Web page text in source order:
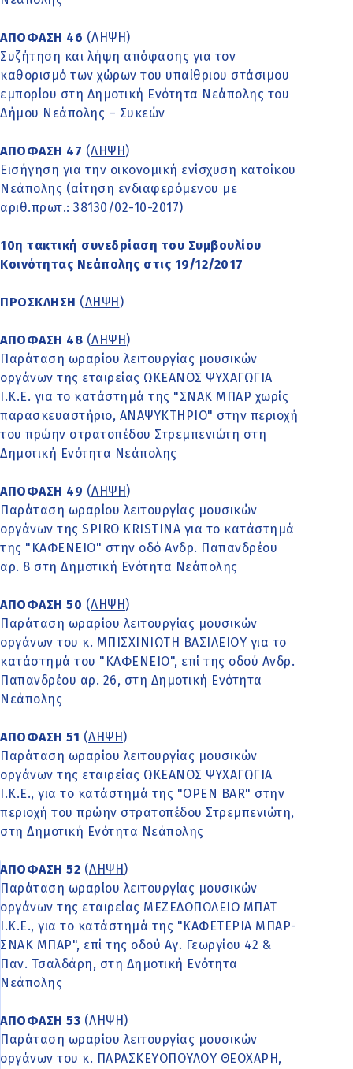
ΑΠΟΦΑΣΗ 46 (ΛΗΨΗ )
Συζήτηση και λήψη απόφασης για τον
καθορισμό των χώρων του υπαίθριου στάσιμου
εμπορίου στη Δημοτική Ενότητα Νεάπολης του
Δήμου Νεάπολης – Συκεών
ΑΠΟΦΑΣΗ 47 (ΛΗΨΗ )
Εισήγηση για την οικονομική ενίσχυση κατοίκου
Νεάπολης (αίτηση ενδιαφερόμενου με
αριθ.πρωτ.: 38130/02-10-2017)
10η τακτική συνεδρίαση του Συμβουλίου
Κοινότητας Νεάπολης στις 19/12/2017
ΠΡΟΣΚΛΗΣΗ (ΛΗΨΗ )
ΑΠΟΦΑΣΗ 48 (ΛΗΨΗ )
Παράταση ωραρίου λειτουργίας μουσικών
οργάνων της εταιρείας ΩΚΕΑΝΟΣ ΨΥΧΑΓΩΓΙΑ
Ι.Κ.Ε. για το κατάστημά της "ΣΝΑΚ ΜΠΑΡ χωρίς
παρασκευαστήριο, ΑΝΑΨΥΚΤΗΡΙΟ" στην περιοχή
του πρώην στρατοπέδου Στρεμπενιώτη στη
Δημοτική Ενότητα Νεάπολης
ΑΠΟΦΑΣΗ 49 (ΛΗΨΗ )
Παράταση ωραρίου λειτουργίας μουσικών
οργάνων της SPIRO KRISTINA για το κατάστημά
της "ΚΑΦΕΝΕΙΟ" στην οδό Ανδρ. Παπανδρέου
αρ. 8 στη Δημοτική Ενότητα Νεάπολης
ΑΠΟΦΑΣΗ 50 (ΛΗΨΗ )
Παράταση ωραρίου λειτουργίας μουσικών
οργάνων του κ. ΜΠΙΣΧΙΝΙΩΤΗ ΒΑΣΙΛΕΙΟΥ για το
κατάστημά του "ΚΑΦΕΝΕΙΟ", επί της οδού Ανδρ.
Παπανδρέου αρ. 26, στη Δημοτική Ενότητα
Νεάπολης
ΑΠΟΦΑΣΗ 51 (ΛΗΨΗ )
Παράταση ωραρίου λειτουργίας μουσικών
οργάνων της εταιρείας ΩΚΕΑΝΟΣ ΨΥΧΑΓΩΓΙΑ
Ι.Κ.Ε., για το κατάστημά της "OPEN BAR" στην
περιοχή του πρώην στρατοπέδου Στρεμπενιώτη,
στη Δημοτική Ενότητα Νεάπολης
ΑΠΟΦΑΣΗ 52 (ΛΗΨΗ )
Παράταση ωραρίου λειτουργίας μουσικών
οργάνων της εταιρείας ΜΕΖΕΔΟΠΩΛΕΙΟ ΜΠΑΤ
Ι.Κ.Ε., για το κατάστημά της "ΚΑΦΕΤΕΡΙΑ ΜΠΑΡ-
ΣΝΑΚ ΜΠΑΡ", επί της οδού Αγ. Γεωργίου 42 &
Παν. Τσαλδάρη, στη Δημοτική Ενότητα
Νεάπολης
ΑΠΟΦΑΣΗ 53 (ΛΗΨΗ )
Παράταση ωραρίου λειτουργίας μουσικών
οργάνων του κ. ΠΑΡΑΣΚΕΥΟΠΟΥΛΟΥ ΘΕΟΧΑΡΗ,